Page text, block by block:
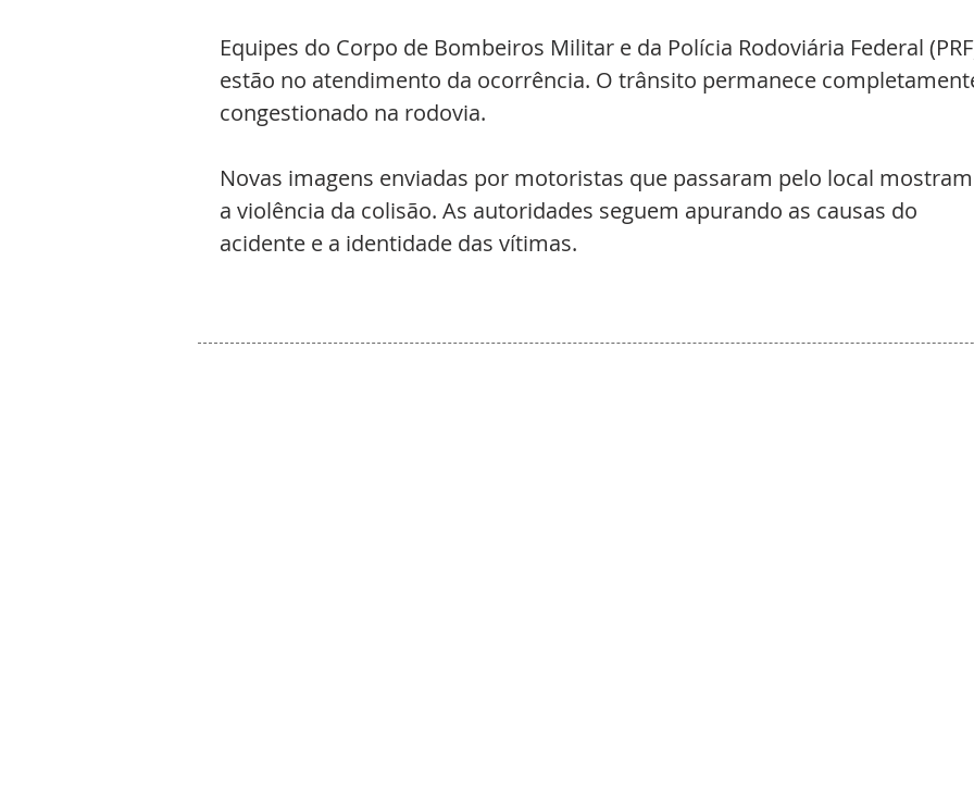
Equipes do Corpo de Bombeiros Militar e da Polícia Rodoviária Federal
estão no atendimento da ocorrência. O trânsito permanece
congestionado na rodovia.
Novas imagens enviadas por motoristas que passaram pelo local
a violência da colisão. As autoridades seguem apurando as causas do
acidente e a identidade das vítimas.